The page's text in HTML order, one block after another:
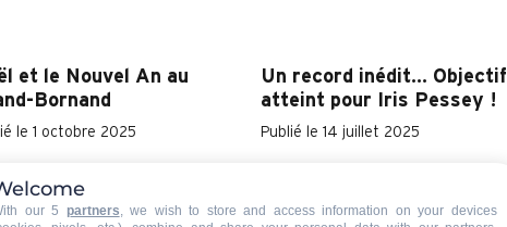
et le Nouvel An au
Bornand
le 1 octobre 2025
enchantée qui
le cœur des petits…
Un record inédit… Objectif
atteint pour Iris Pessey !
Publié le 14 juillet 2025
Grand-Bornand, a eu lieu la Fête
our 5 partners , we wish to store and access information on your devices